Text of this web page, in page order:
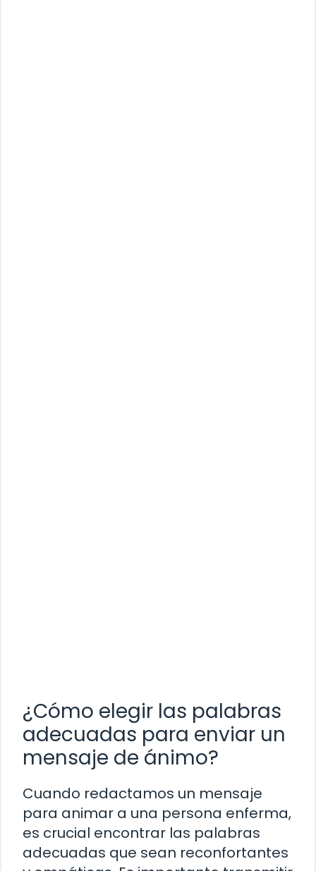
¿Cómo elegir las palabras
adecuadas para enviar un
mensaje de ánimo?
Cuando redactamos un mensaje
para animar a una persona enferma,
es crucial encontrar las palabras
adecuadas que sean reconfortantes